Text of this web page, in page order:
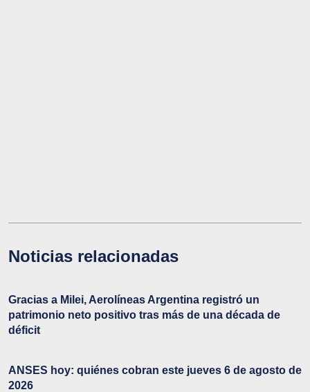
Noticias relacionadas
Gracias a Milei, Aerolíneas Argentina registró un
patrimonio neto positivo tras más de una década de
déficit
ANSES hoy: quiénes cobran este jueves 6 de agosto de
2026